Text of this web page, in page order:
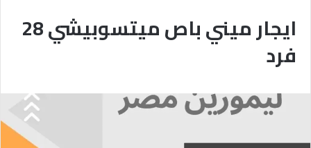
ايجار ميني باص ميتسوبيشي 28
فرد